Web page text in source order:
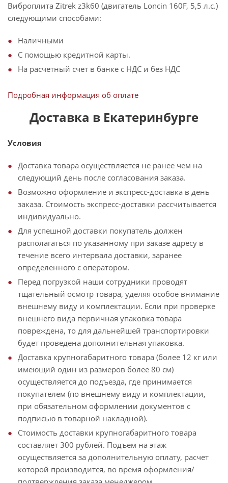
Виброплита Zitrek z3k60 (двигатель Loncin 160F, 5,5 л.с.)
следующими способами:
Наличными
С помощью кредитной карты.
На расчетный счет в банке с НДС и без НДС
Подробная информация об оплате
Доставка в Екатеринбурге
Условия
Доставка товара осуществляется не ранее чем на
следующий день после согласования заказа.
Возможно оформление и экспресс-доставка в день
заказа. Стоимость экспресс-доставки рассчитывается
индивидуально.
Для успешной доставки покупатель должен
располагаться по указанному при заказе адресу в
течение всего интервала доставки, заранее
определенного с оператором.
Перед погрузкой наши сотрудники проводят
тщательный осмотр товара, уделяя особое внимание
внешнему виду и комплектации. Если при проверке
внешнего вида первичная упаковка товара
повреждена, то для дальнейшей транспортировки
будет проведена дополнительная упаковка.
Доставка крупногабаритного товара (более 12 кг или
имеющий один из размеров более 80 см)
осуществляется до подъезда, где принимается
покупателем (по внешнему виду и комплектации,
при обязательном оформлении документов с
подписью в товарной накладной).
Стоимость доставки крупногабаритного товара
составляет 300 рублей. Подъем на этаж
осуществляется за дополнительную оплату, расчет
которой производится, во время оформления/